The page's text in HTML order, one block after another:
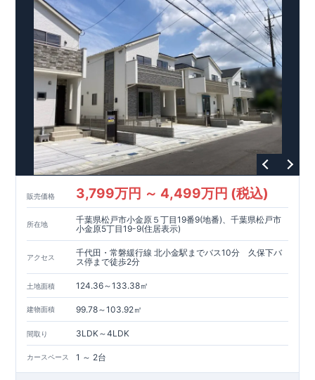
優遇あり(最大13年間)【東栄セーフティーダンパー標準装備】
■制震ダンパーで振れ幅を大幅に低減、繰り返す地震に強い
『耐震+制震』 ■メンテナンスフリー
現地案内予約受付中詳細やご見学など、お気軽にお問合せ下さ
い♪ 東栄住宅 松戸営業所 TEL:047-394-1321
販売価格 3,799万円 ～ 4,499万円 (税込)
所在地
千葉県松戸市小金原５丁目19番9(地番)、千葉県松戸市
小金原5丁目19-9(住居表示)
アクセス
千代田・常磐緩行線 北小金駅までバス10分 久保下バ
ス停まで徒歩2分
土地面積 124.36～133.38㎡
建物面積 99.78～103.92㎡
間取り 3LDK～4LDK
カースペース 1 ～ 2台